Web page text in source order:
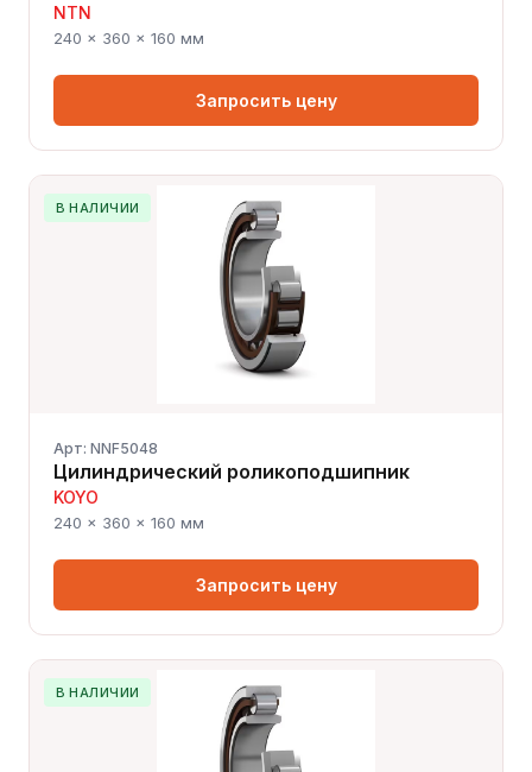
NTN
240 × 360 × 160 мм
Запросить цену
В НАЛИЧИИ
Арт: NNF5048
Цилиндрический роликоподшипник
KOYO
240 × 360 × 160 мм
Запросить цену
В НАЛИЧИИ